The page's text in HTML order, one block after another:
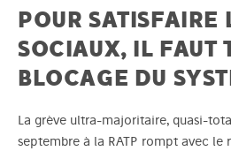
POUR SATISFAIRE
SOCIAUX, IL FAUT
BLOCAGE DU
La grève ultra-majoritaire, quasi-
septembre à la RATP rompt avec le